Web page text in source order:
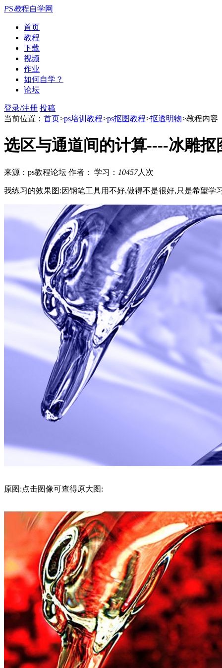
PS教程自学网
首页
教程
下载
视频
作业
如何自学？
论坛
登录/注册 投稿
当前位置： 首页>ps培训教程>ps抠图教程>抠透明物>教程内容
选区与通道间的计算----冰雕抠
来源：ps教程论坛 作者： 学习： 10457人次
我练习的效果图:因钢笔工具用不好,做得不是很好,只是希望学
原图:点击图像可查得原大图: